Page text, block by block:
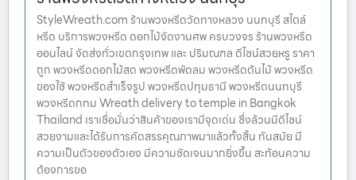
StyleWreath.com ร้านพวงหรีดวัดทางหลวง นนทบุรี สไตล์
หรีด บริการพวงหรีด ดอกไม้จัดงานศพ ครบวงจร ร้านพวงหรีด
ออนไลน์ จัดส่งทั่วเขตกรุงเทพ และ ปริมณฑล ดีไซน์สวยหรู ราคา
ถูก พวงหรีดดอกไม้สด พวงหรีดพัดลม พวงหรีดต้นไม้ พวงหรีด
ของใช้ พวงหรีดสำเร็จรูป พวงหรีดปทุมธานี พวงหรีดนนทบุรี
พวงหรีดกทม Wreath delivery to temple in Bangkok
Thailand เราเชื่อมั่นว่าสินค้าของเรามีจุดเด่น ซึ่งล้วนมีดีไซน์
สวยงามและได้รับการคัดสรรคุณภาพมาแล้วทั้งสิ้น ทันสมัย มี
ความเป็นตัวของตัวเอง มีความชัดเจนมากยิ่งขึ้น สะท้อนความ
ต้องการขอ